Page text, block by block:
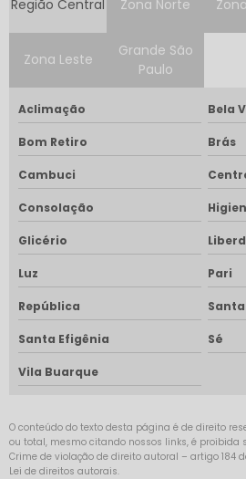
Região Central Zona Norte
Zona Leste
Grande São
Paulo
Aclimação Bela
Bom Retiro Brás
Cambuci
Consolação
Glicério
Luz Pari
República
Santa Efigênia Sé
Vila Buarque
O conteúdo do texto desta página é de direito
ou total, mesmo citando nossos links, é proibida
Crime de violação de direito autoral – artigo 184
Lei de direitos autorais.